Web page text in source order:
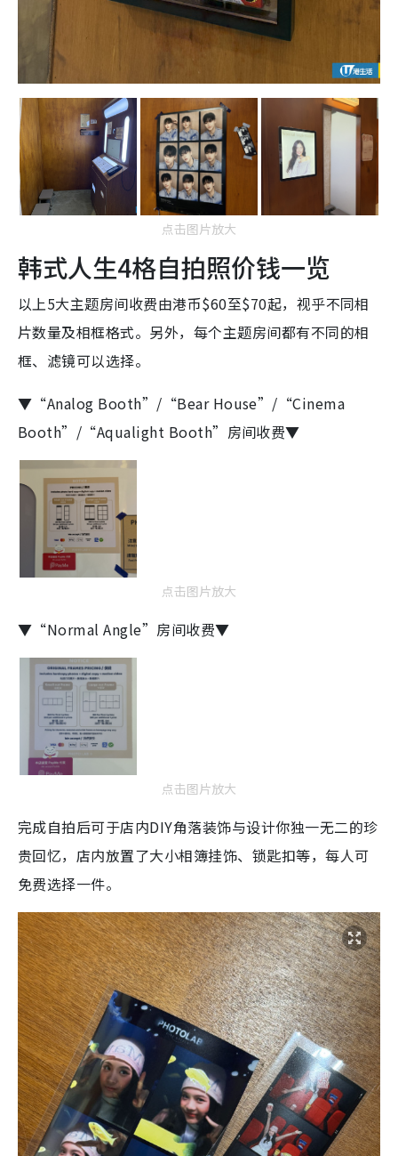
点击图片放大
韩式人生4格自拍照价钱一览
以上5大主题房间收费由港币$60至$70起，视乎不同相
片数量及相框格式。另外，每个主题房间都有不同的相
框、滤镜可以选择。
▼“Analog Booth”/“Bear House”/“Cinema
Booth”/“Aqualight Booth”房间收费▼
点击图片放大
▼“Normal Angle”房间收费▼
点击图片放大
完成自拍后可于店内DIY角落装饰与设计你独一无二的珍
贵回忆，店内放置了大小相簿挂饰、锁匙扣等，每人可
免费选择一件。